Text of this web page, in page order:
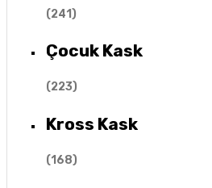
(241)
Çocuk Kask
(223)
Kross Kask
(168)